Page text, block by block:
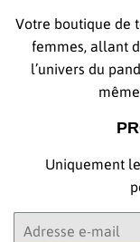
Votre boutique de
femmes, allant
l’univers du
Uniquement